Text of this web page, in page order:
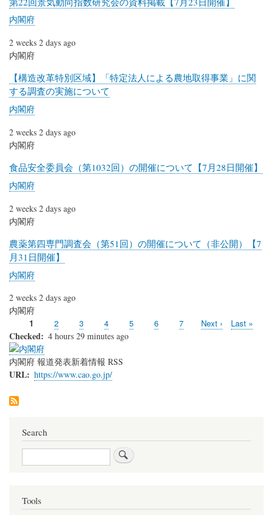
内閣府
2 weeks 2 days ago
内閣府
【構造改革特別区域】「特定法人による農地取得事業」に関
する調査の実施について
内閣府
2 weeks 2 days ago
内閣府
食品安全委員会（第1032回）の開催について【7月28日開催】
内閣府
2 weeks 2 days ago
内閣府
農薬第四専門調査会（第51回）の開催について（非公開）【7
月31日開催】
内閣府
2 weeks 2 days ago
内閣府
Pagination
Current
page
1 Page
2 Page
3 Page
4 Page
5 Page
6 Page
7
Next
Next ›
Last
Last »
Checked 4 hours 29 minutes ago
内閣府 報道発表新着情報 RSS
URL https://www.cao.go.jp/
Search
Search
Tools